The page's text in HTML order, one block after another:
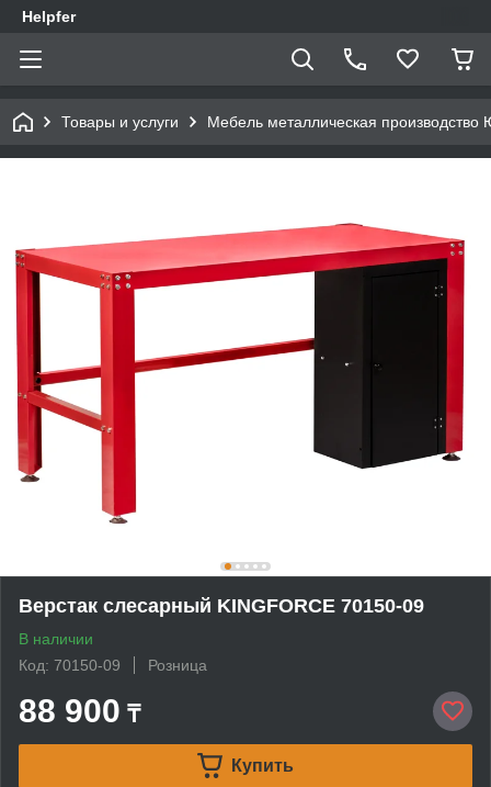
Helpfer
Товары и услуги Мебель металлическая
Верстак слесарный KINGFORCE 70150-09
В наличии
Код: 70150-09
Розница
88 900 ₸
Купить